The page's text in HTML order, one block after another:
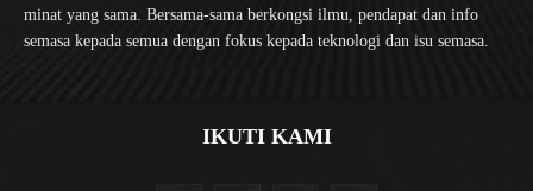
minat yang sama. Bersama-sama berkongsi ilmu, pendapat dan info
semasa kepada semua dengan fokus kepada teknologi dan isu semasa.
IKUTI KAMI